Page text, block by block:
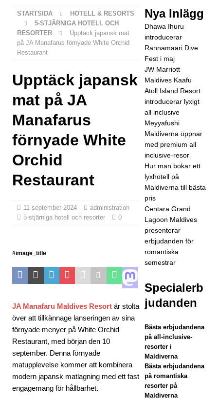
6 ]
Ihur
Dive
5-
ÄRN
ELL
STARTSIDA
HOTELL & RESORTS
5-STJÄRNIGA HOTELL OCH
RESORTER
Upptäck japansk mat
på JA Manafarus förnyade White Orchid
Restaurant
Upptäck japansk
mat på JA
Manafarus
förnyade White
Orchid
Restaurant
11 september 2024
administration
5-stjärniga hotell och resorter
0
#image_title
JA Manafaru Maldives Resort är stolta
över att tillkännage lanseringen av sina
förnyade menyer på White Orchid
Restaurant, med början den 10
september. Denna förnyade
matupplevelse kommer att kombinera
modern japansk matlagning med ett fast
engagemang för hållbarhet.
Nya Inlägg
Dhawa Ihuru
introducerar
Rannamaari Dive
Fest i maj
JW Marriott
Maldives Kaafu
Atoll Island Resort
introducerar lyxigt
all inclusive
Meyyafushi
Maldiverna öppnar
med premium all
inclusive-resor
Hur man bokar ett
lyxhotell på
Maldiverna till bästa
pris
Centara Grand
Lagoon Maldives
presenterar
erbjudanden för
romantiska
semestrar
Specialerb
judanden
Bästa erbjudandena
på all-inclusive-
resorter i
Maldiverna
Bästa erbjudandena
på romantiska
resorter på
Maldiverna